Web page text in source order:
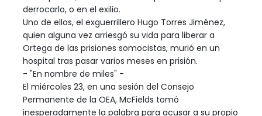
derrocarlo, o en el exilio.
Uno de ellos, el exguerrillero Hugo Torres Jiménez,
quien alguna vez arriesgó su vida para liberar a
Ortega de las prisiones somocistas, murió en un
hospital tras pasar varios meses en prisión.
- "En nombre de miles" -
El miércoles 23, en una sesión del Consejo
Permanente de la OEA, McFields tomó
inesperadamente la palabra para acusar a su propio